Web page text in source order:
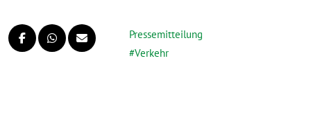
Pressemitteilung
Verkehr